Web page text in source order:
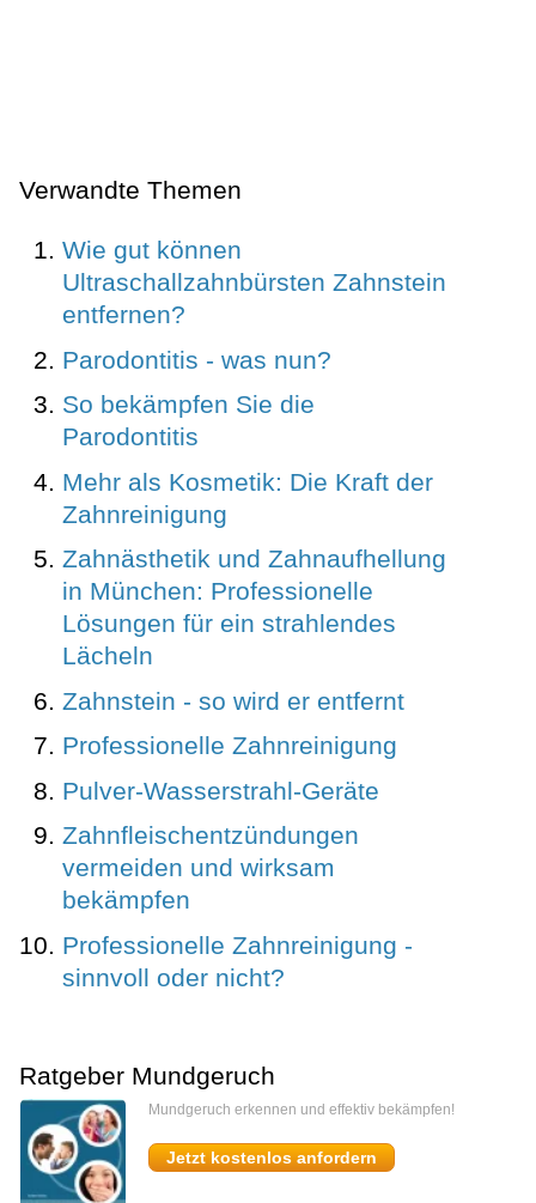
Verwandte Themen
Wie gut können
Ultraschallzahnbürsten Zahnstein
entfernen?
Parodontitis - was nun?
So bekämpfen Sie die
Parodontitis
Mehr als Kosmetik: Die Kraft der
Zahnreinigung
Zahnästhetik und Zahnaufhellung
in München: Professionelle
Lösungen für ein strahlendes
Lächeln
Zahnstein - so wird er entfernt
Professionelle Zahnreinigung
Pulver-Wasserstrahl-Geräte
Zahnfleischentzündungen
vermeiden und wirksam
bekämpfen
Professionelle Zahnreinigung -
sinnvoll oder nicht?
Ratgeber Mundgeruch
Mundgeruch erkennen und effektiv bekämpfen!
Jetzt kostenlos anfordern